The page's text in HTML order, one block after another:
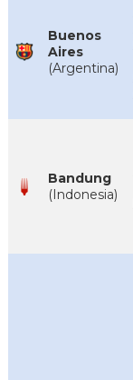
Buenos
Aires
(Argentina)
Bandung
(Indonesia)